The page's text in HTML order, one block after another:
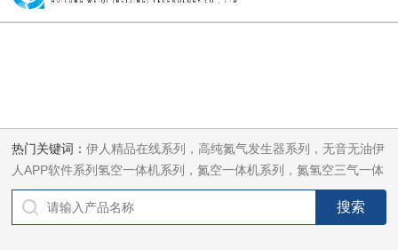
热门关键词：伊人精品在线系列，高纯氮气发生器系列，无音无油伊
人APP软件系列氢空一体机系列，氮空一体机系列，氮氢空三气一体
机系列，气体净化器系列，代理日本DKK-TOA水质分析，水质检测
仪器，代理南韩SitekPH/离子计，DO计，电导计，多功能计，